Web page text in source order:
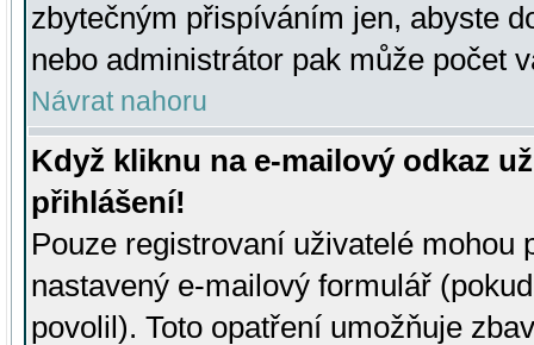
zbytečným přispíváním jen, abyste
nebo administrátor pak může počet
Návrat nahoru
Když kliknu na e-mailový odkaz
přihlášení!
Pouze registrovaní uživatelé mohou
nastavený e-mailový formulář
povolil). Toto opatření umožňuje